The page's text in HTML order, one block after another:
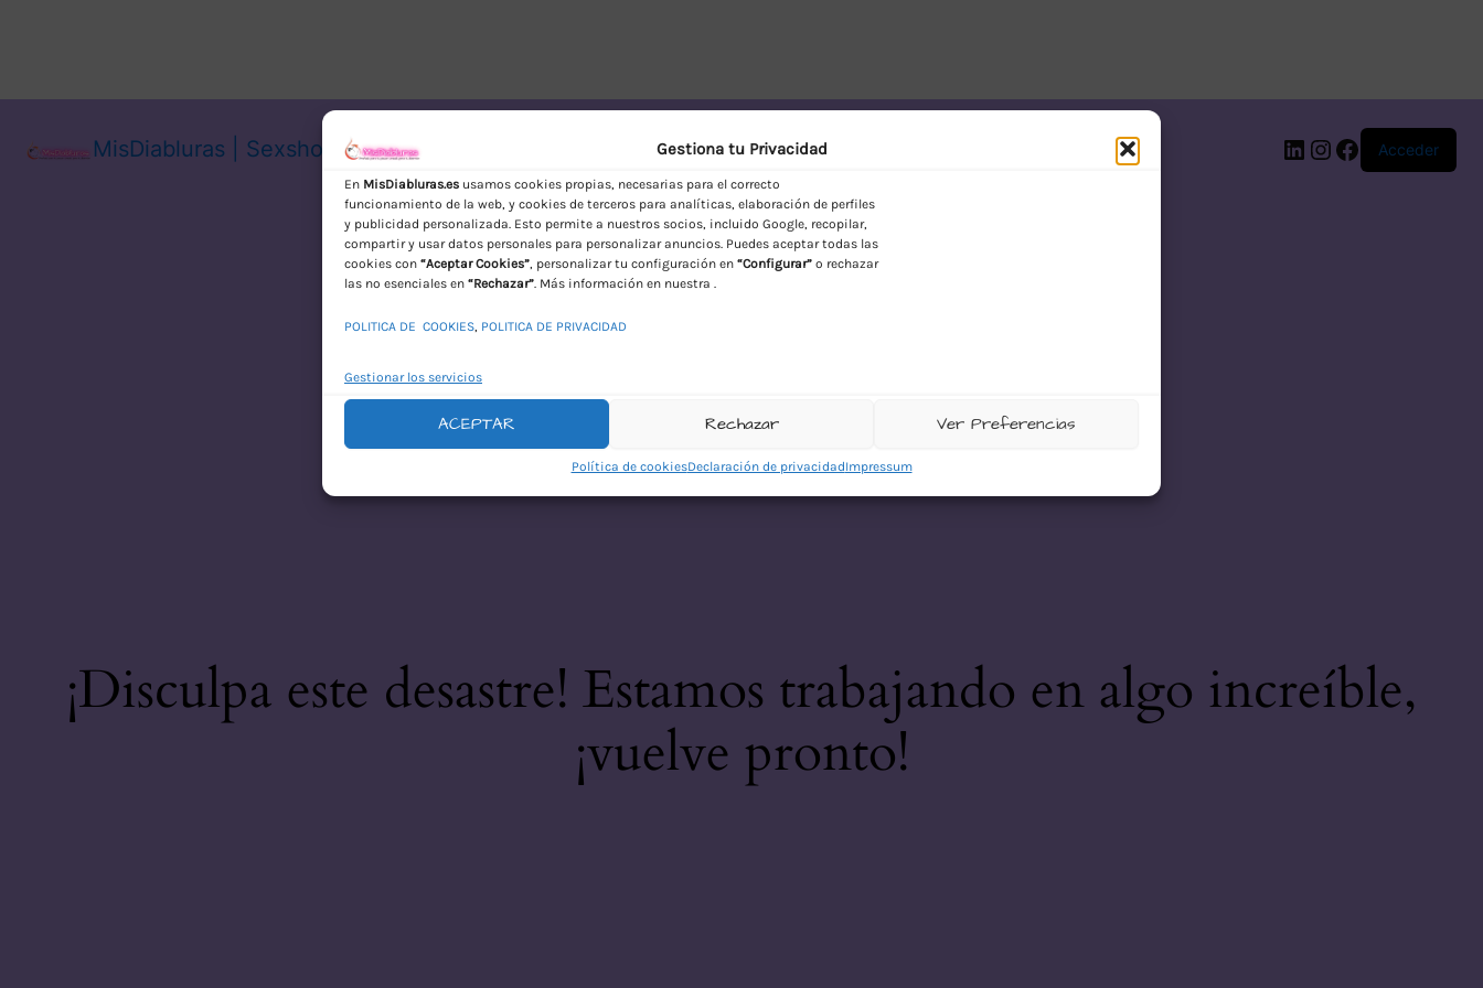
Gestiona tu Privacidad
En MisDiabluras.es usamos cookies propias, necesarias para el correcto
funcionamiento de la web, y cookies de terceros para analíticas, elaboración de perfiles
y publicidad personalizada. Esto permite a nuestros socios, incluido Google, recopilar,
compartir y usar datos personales para personalizar anuncios. Puedes aceptar todas las
cookies con “Aceptar Cookies”, personalizar tu configuración en “Configurar” o rechazar
las no esenciales en “Rechazar”. Más información en nuestra .
POLITICA DE COOKIES, POLITICA DE PRIVACIDAD
Gestionar los servicios
ACEPTAR Rechazar Ver Preferencias
Política de cookiesDeclaración de privacidadImpressum
MisDiabluras | Sexshop Online con Envío Discreto en España
LinkedIn
Instagram
Facebook
Acceder
¡Disculpa este desastre! Estamos trabajando en algo increíble,
¡vuelve pronto!